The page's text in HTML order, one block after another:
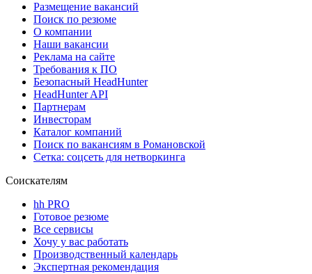
Размещение вакансий
Поиск по резюме
О компании
Наши вакансии
Реклама на сайте
Требования к ПО
Безопасный HeadHunter
HeadHunter API
Партнерам
Инвесторам
Каталог компаний
Поиск по вакансиям в Романовской
Сетка: соцсеть для нетворкинга
Соискателям
hh PRO
Готовое резюме
Все сервисы
Хочу у вас работать
Производственный календарь
Экспертная рекомендация